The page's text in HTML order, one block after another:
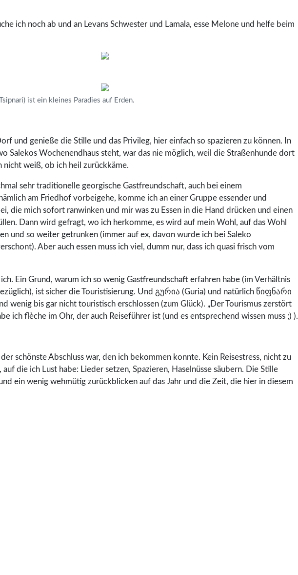
ich noch ab und an Levans Schwester und Lamala, esse Melone und helfe beim
ist ein kleines Paradies auf Erden.
und genieße die Stille und das Privileg, hier einfach so spazieren zu können. In
Salekos Wochenendhaus steht, war das nie möglich, weil die Straßenhunde dort
nicht weiß, ob ich heil zurückkäme.
sehr traditionelle georgische Gastfreundschaft, auch bei einem
am Friedhof vorbeigehe, komme ich an einer Gruppe essender und
die mich sofort ranwinken und mir was zu Essen in die Hand drücken und einen
Dann wird gefragt, wo ich herkomme, es wird auf mein Wohl, auf das Wohl
und so weiter getrunken (immer auf ex, davon wurde ich bei Saleko
Aber auch essen muss ich viel, dumm nur, dass ich quasi frisch vom
Ein Grund, warum ich so wenig Gastfreundschaft erfahren habe (im Verhältnis
ist sicher die Touristisierung. Und გურია (Guria) und natürlich წიფნარი
wenig bis gar nicht touristisch erschlossen (zum Glück). „Der Tourismus zerstört
ich flèche im Ohr, der auch Reiseführer ist (und es entsprechend wissen muss ;) ).
der schönste Abschluss war, den ich bekommen konnte. Kein Reisestress, nicht zu
die ich Lust habe: Lieder setzen, Spazieren, Haselnüsse säubern. Die Stille
ein wenig wehmütig zurückblicken auf das Jahr und die Zeit, die hier in diesem